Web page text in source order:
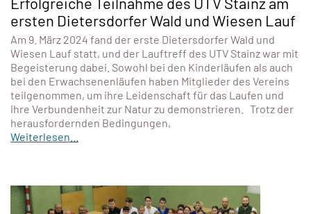
ersten Dietersdorfer Wald und Wiesen Lauf
Am 9. März 2024 fand der erste Dietersdorfer Wald und
Wiesen Lauf statt, und der Lauftreff des UTV Stainz war mit
Begeisterung dabei. Sowohl bei den Kinderläufen als auch
bei den Erwachsenenläufen haben Mitglieder des Vereins
teilgenommen, um ihre Leidenschaft für das Laufen und
ihre Verbundenheit zur Natur zu demonstrieren. Trotz der
herausfordernden Bedingungen,
Weiterlesen...